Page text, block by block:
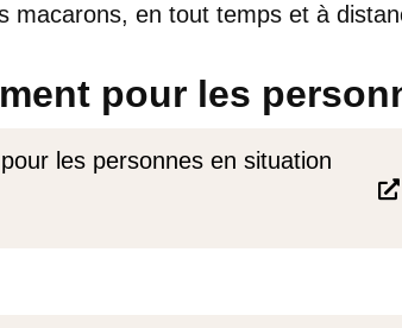
macarons, en tout temps et à
pour les

les personnes en situation